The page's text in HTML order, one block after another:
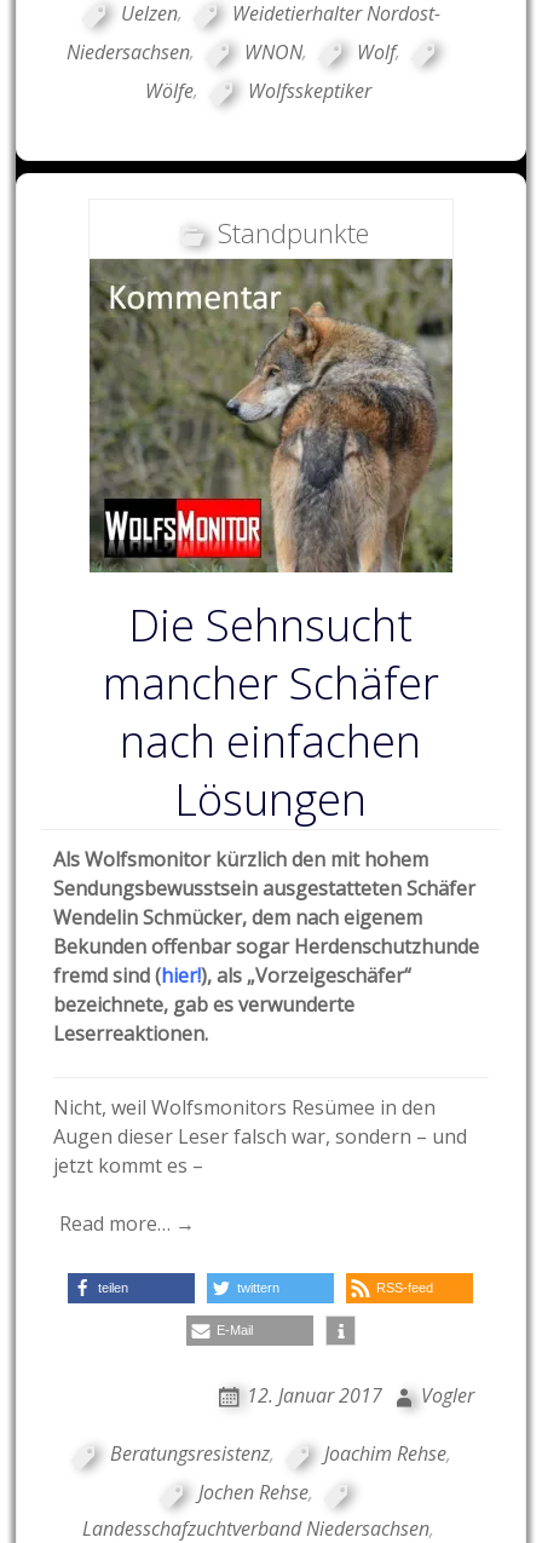
Uelzen,
Weidetierhalter Nordost-
Niedersachsen, WNON, Wolf,
Wölfe, Wolfsskeptiker
Standpunkte
Die Sehnsucht
mancher Schäfer
nach einfachen
Lösungen
Als Wolfsmonitor kürzlich den mit hohem
Sendungsbewusstsein ausgestatteten Schäfer
Wendelin Schmücker, dem nach eigenem
Bekunden offenbar sogar Herdenschutzhunde
fremd sind (hier!), als „Vorzeigeschäfer“
bezeichnete, gab es verwunderte
Leserreaktionen.
Nicht, weil Wolfsmonitors Resümee in den
Augen dieser Leser falsch war, sondern – und
jetzt kommt es –
Read more… →
teilen twittern RSS-feed
E-Mail
12. Januar 2017 Vogler
Beratungsresistenz, Joachim Rehse,
Jochen Rehse,
Landesschafzuchtverband Niedersachsen,